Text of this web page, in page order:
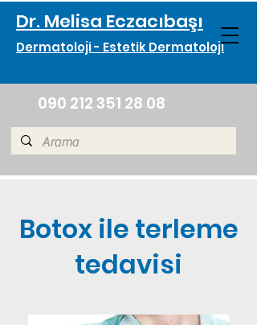
Dr. Melisa Eczacıbaşı
Dermatoloji - Estetik Dermatoloji
090 212 351 28 08
Botox ile terleme
tedavisi